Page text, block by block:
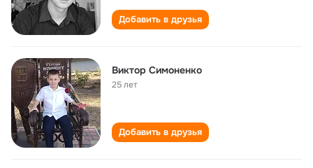
Добавить в друзья
Виктор Симоненко
25 лет
Добавить в друзья